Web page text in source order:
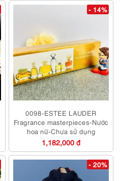
- 14%
0098-ESTEE LAUDER
Fragrance masterpieces-Nước
hoa nữ-Chưa sử dụng
1,182,000 đ
- 20%